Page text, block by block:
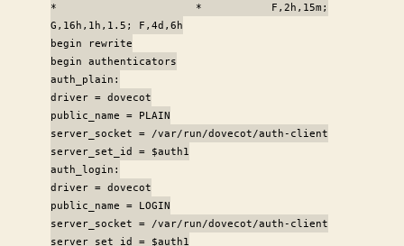
* * F,2h,15m;
G,16h,1h,1.5; F,4d,6h
begin rewrite
begin authenticators
auth_plain:
driver = dovecot
public_name = PLAIN
server_socket = /var/run/dovecot/auth-client
server_set_id = $auth1
auth_login:
driver = dovecot
public_name = LOGIN
server_socket = /var/run/dovecot/auth-client
server_set_id = $auth1